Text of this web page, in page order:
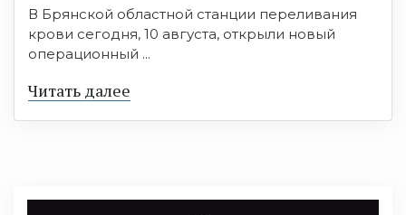
В Брянской областной станции переливания
крови сегодня, 10 августа, открыли новый
операционный ...
Читать далее